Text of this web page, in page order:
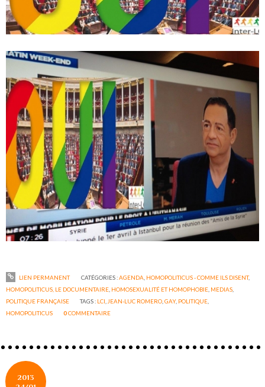
LIEN PERMANENT CATÉGORIES :AGENDA HOMOPOLITICUS - COMME ILS DISENT,
HOMOPOLITICUS, LE DOCUMENTAIRE HOMOSEXUALITÉ ET HOMOPHOBIE MEDIAS
POLITIQUE FRANÇAISE
TAGS : LCI JEAN-LUC ROMERO ,GAY, POLITIQUE
HOMOPOLITICUS
0COMMENTAIRE
2013